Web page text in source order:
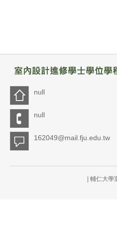
null
null
162049@mail.fju.edu.tw
| 輔仁大